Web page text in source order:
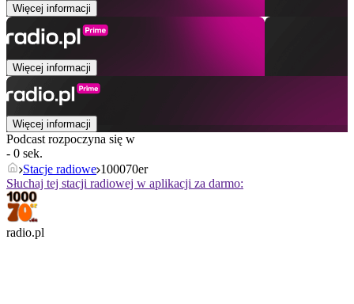
Więcej informacji
Więcej informacji
Więcej informacji
Podcast rozpoczyna się w
- 0 sek.
Stacje radiowe 100070er
Słuchaj tej stacji radiowej w aplikacji za darmo:
radio.pl